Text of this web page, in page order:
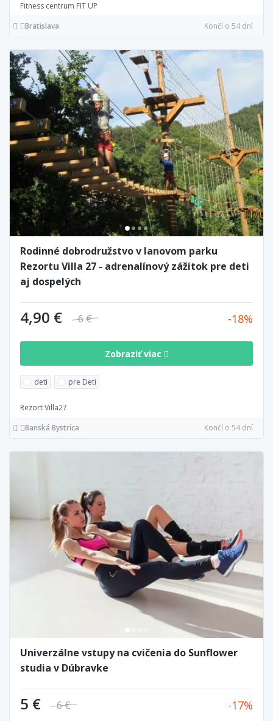
Fitness centrum FIT UP
Bratislava
Končí o 54 dní
Rodinné dobrodružstvo v lanovom parku
Rezortu Villa 27 - adrenalínový zážitok pre deti
aj dospelých
4,90 € 6 € 18
Zobraziť viac
deti pre Deti
Rezort Villa27
Banská Bystrica
Končí o 54 dní
Univerzálne vstupy na cvičenia do Sunflower
studia v Dúbravke
5 € 6 € 17